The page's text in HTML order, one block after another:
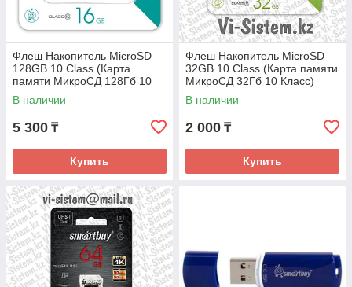
Флеш Накопитель MicroSD
128GB 10 Class (Карта
памяти МикроСД 128Гб 10
Класс)
В наличии
5 300 ₸
Купить
Флеш Накопитель MicroSD
32GB 10 Class (Карта памяти
МикроСД 32Гб 10 Класс)
В наличии
2 000 ₸
Купить